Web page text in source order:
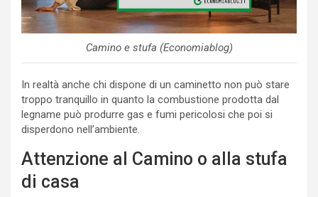
Camino e stufa (Economiablog)
In realtà anche chi dispone di un caminetto non può stare
troppo tranquillo in quanto la combustione prodotta dal
legname può produrre gas e fumi pericolosi che poi si
disperdono nell’ambiente.
Attenzione al Camino o alla stufa
di casa